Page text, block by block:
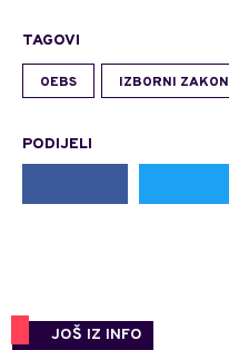
TAGOVI
OEBS IZBORNI ZAKON
PODIJELI
JOŠ IZ INFO